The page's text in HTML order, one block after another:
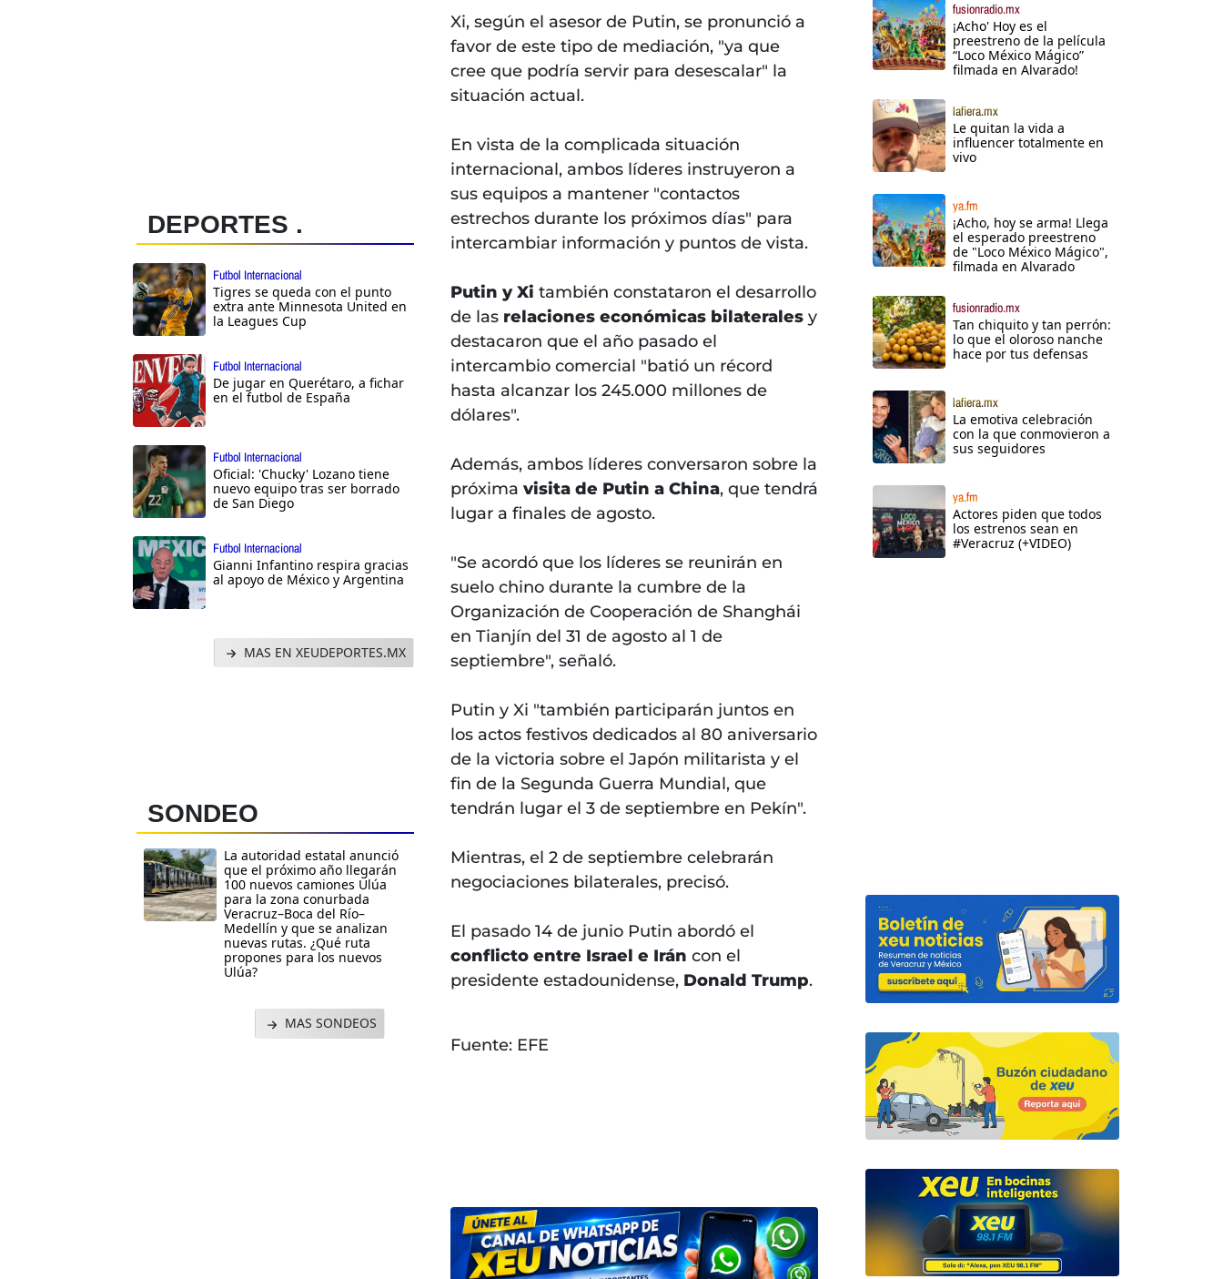
DEPORTES .
Futbol Internacional
Tigres se queda con el punto
extra ante Minnesota United en
la Leagues Cup
Futbol Internacional
De jugar en Querétaro, a fichar
en el futbol de España
Futbol Internacional
Oficial: 'Chucky' Lozano tiene
nuevo equipo tras ser borrado
de San Diego
Futbol Internacional
Gianni Infantino respira gracias
al apoyo de México y Argentina
MAS EN XEUDEPORTES.MX
SONDEO
La autoridad estatal anunció
que el próximo año llegarán
100 nuevos camiones Ulúa
para la zona conurbada
Veracruz–Boca del Río–
Medellín y que se analizan
nuevas rutas. ¿Qué ruta
propones para los nuevos
Ulúa?
MAS SONDEOS
Xi, según el asesor de Putin, se pronunció a
favor de este tipo de mediación, "ya que
cree que podría servir para desescalar" la
situación actual.
En vista de la complicada situación
internacional, ambos líderes instruyeron a
sus equipos a mantener "contactos
estrechos durante los próximos días" para
intercambiar información y puntos de vista.
Putin y Xi también constataron el desarrollo
de las relaciones económicas bilateralesy
destacaron que el año pasado el
intercambio comercial "batió un récord
hasta alcanzar los 245.000 millones de
dólares".
Además, ambos líderes conversaron sobre la
próxima visita de Putin a China, que tendrá
lugar a finales de agosto.
"Se acordó que los líderes se reunirán en
suelo chino durante la cumbre de la
Organización de Cooperación de Shanghái
en Tianjín del 31 de agosto al 1 de
septiembre", señaló.
Putin y Xi "también participarán juntos en
los actos festivos dedicados al 80 aniversario
de la victoria sobre el Japón militarista y el
fin de la Segunda Guerra Mundial, que
tendrán lugar el 3 de septiembre en Pekín".
Mientras, el 2 de septiembre celebrarán
negociaciones bilaterales, precisó.
El pasado 14 de junio Putin abordó el
conflicto entre Israel e Irán con el
presidente estadounidense, Donald Trump.
Fuente: EFE
fusionradio.mx
¡Acho' Hoy es el
preestreno de la película
“Loco México Mágico”
filmada en Alvarado!
lafiera.mx
Le quitan la vida a
influencer totalmente en
vivo
ya.fm
¡Acho, hoy se arma! Llega
el esperado preestreno
de "Loco México Mágico",
filmada en Alvarado
fusionradio.mx
Tan chiquito y tan perrón:
lo que el oloroso nanche
hace por tus defensas
lafiera.mx
La emotiva celebración
con la que conmovieron a
sus seguidores
ya.fm
Actores piden que todos
los estrenos sean en
#Veracruz (+VIDEO)